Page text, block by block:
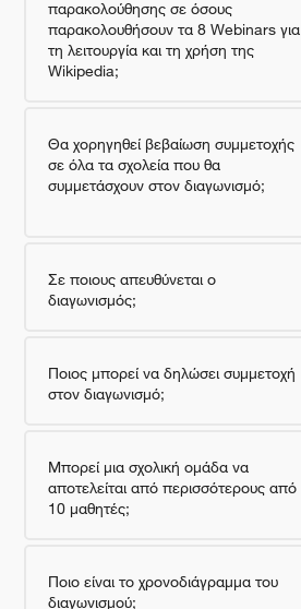
παρακολουθήσουν τα 8 Webinars για
τη λειτουργία και τη χρήση της
Wikipedia;
Θα χορηγηθεί βεβαίωση συμμετοχής
σε όλα τα σχολεία που θα
συμμετάσχουν στον διαγωνισμό;
Σε ποιους απευθύνεται ο
διαγωνισμός;
Ποιος μπορεί να δηλώσει συμμετοχή
στον διαγωνισμό;
Μπορεί μια σχολική ομάδα να
αποτελείται από περισσότερους από
10 μαθητές;
Ποιο είναι το χρονοδιάγραμμα του
διαγωνισμού;